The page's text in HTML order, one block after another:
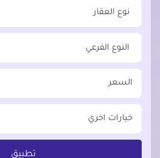
نوع العقار
النوع الفرعي
السعر
خيارات اخري
تطبيق